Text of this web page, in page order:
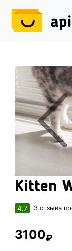
Previous
Kitten
4.7 3 отзыва
3100₽
Quantity